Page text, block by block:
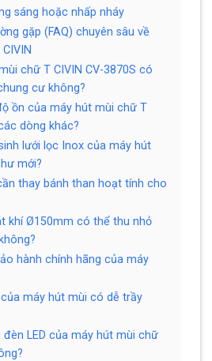
sáng hoặc nhấp nháy
gặp (FAQ) chuyên sâu về
chữ T CIVIN CV-3870S có
cư không?
ồn của máy hút mùi chữ T
dòng khác?
lưới lọc Inox của máy hút
mới?
thay bánh than hoạt tính cho
khí Ø150mm có thể thu nhỏ
hành chính hãng của máy
của máy hút mùi có dễ trầy
đèn LED của máy hút mùi chữ